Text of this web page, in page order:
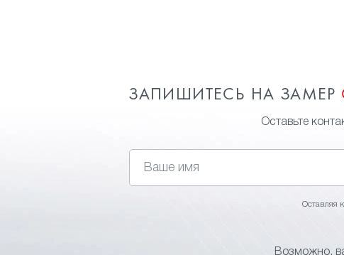
ЗАПИШИТЕСЬ НА ЗАМЕР
Оставьте
Оставляя
Возможно,